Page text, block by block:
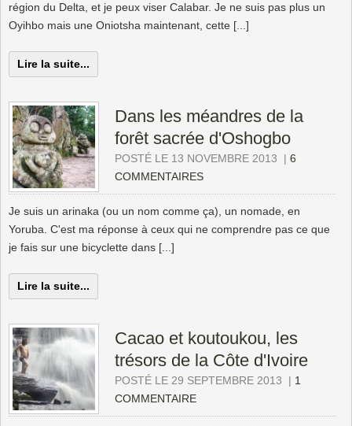
région du Delta, et je peux viser Calabar. Je ne suis pas plus un
Oyihbo mais une Oniotsha maintenant, cette [...]
Lire la suite...
Dans les méandres de la
forêt sacrée d'Oshogbo
POSTÉ LE 13 NOVEMBRE 2013 | 6
COMMENTAIRES
Je suis un arinaka (ou un nom comme ça), un nomade, en
Yoruba. C'est ma réponse à ceux qui ne comprendre pas ce que
je fais sur une bicyclette dans [...]
Lire la suite...
Cacao et koutoukou, les
trésors de la Côte d'Ivoire
POSTÉ LE 29 SEPTEMBRE 2013 | 1
COMMENTAIRE